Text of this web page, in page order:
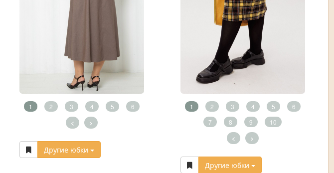
1 2 3 4 5 6
< >
Другие юбки
1 2 3 4 5
6
7
8 9 10
< >
Другие юбки